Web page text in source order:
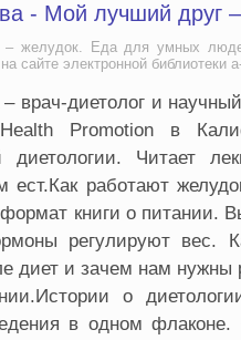
- Мой лучший друг
желудок. Еда для умных
сайте электронной библиотеки
врач-диетолог и
Promotion в
диетологии. Читает
ест.Как работают
книги о питании.
регулируют
диет и зачем нам нужны
о
в одном